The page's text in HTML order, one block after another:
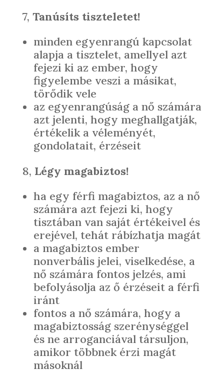
7, Tanúsíts tiszteletet!
minden egyenrangú kapcsolat
alapja a tisztelet, amellyel azt
fejezi ki az ember, hogy
figyelembe veszi a másikat,
törődik vele
az egyenrangúság a nő számára
azt jelenti, hogy meghallgatják,
értékelik a véleményét,
gondolatait, érzéseit
8, Légy magabiztos!
ha egy férfi magabiztos, az a nő
számára azt fejezi ki, hogy
tisztában van saját értékeivel és
erejével, tehát rábízhatja magát
a magabiztos ember
nonverbális jelei, viselkedése, a
nő számára fontos jelzés, ami
befolyásolja az ő érzéseit a férfi
iránt
fontos a nő számára, hogy a
magabiztosság szerénységgel
és ne arroganciával társuljon,
amikor többnek érzi magát
másoknál